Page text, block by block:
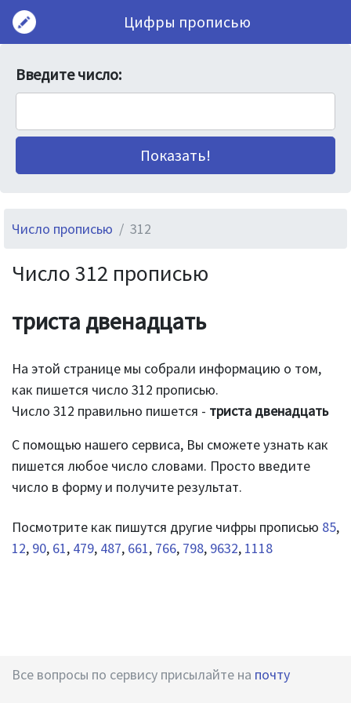
Цифры прописью
Введите число:
Число прописью 312
Число 312 прописью
триста двенадцать
На этой странице мы собрали информацию о том,
как пишется число 312 прописью.
Число 312 правильно пишется - триста двенадцать
С помощью нашего сервиса, Вы сможете узнать как
пишется любое число словами. Просто введите
число в форму и получите результат.
Посмотрите как пишутся другие чифры прописью 85,
12, 90, 61, 479, 487, 661, 766, 798, 9632, 1118
Все вопросы по сервису присылайте на почту